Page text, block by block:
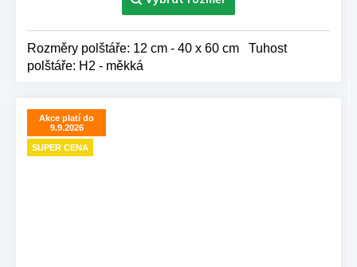
Rozměry polštáře: 12 cm - 40 x 60 cm Tuhost
polštáře: H2 - měkká
Akce platí do
9.9.2026
SUPER CENA